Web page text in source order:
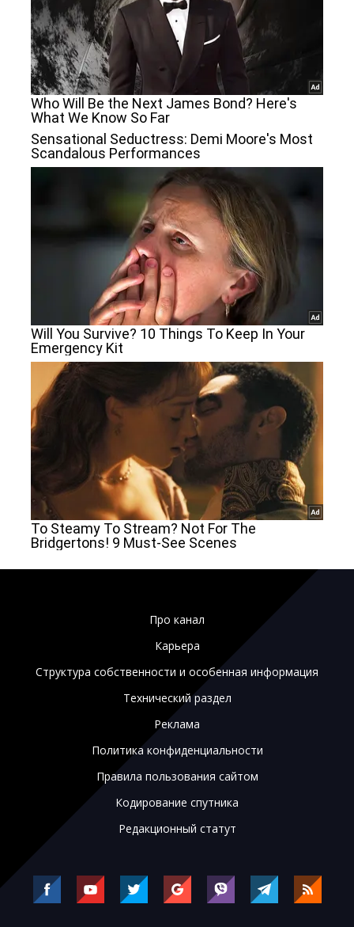
Про канал
Карьера
Структура собственности и особенная информация
Технический раздел
Реклама
Политика конфиденциальности
Правила пользования сайтом
Кодирование спутника
Редакционный статут